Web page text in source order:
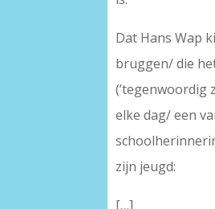
Dat Hans Wap
bruggen/ die
elke dag/ een
zijn jeugd:
[…]